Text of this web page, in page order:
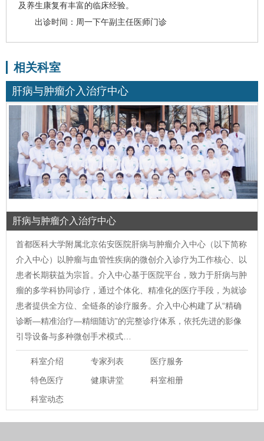
及养生康复有丰富的临床经验。
出诊时间：周一下午副主任医师门诊
相关科室
肝病与肿瘤介入治疗中心
肝病与肿瘤介入治疗中心
首都医科大学附属北京佑安医院肝病与肿瘤介入中心（以下简称
介入中心）以肿瘤与血管性疾病的微创介入诊疗为工作核心、以
患者长期获益为宗旨。介入中心基于医院平台，致力于肝病与肿
瘤的多学科协同诊疗，通过个体化、精准化的医疗手段，为就诊
患者提供全方位、全链条的诊疗服务。介入中心构建了从“精确
诊断—精准治疗—精细随访”的完整诊疗体系，依托先进的影像
引导设备与多种微创手术模式…
科室介绍 专家列表
医疗服务
特色医疗
健康讲堂
科室相册
科室动态